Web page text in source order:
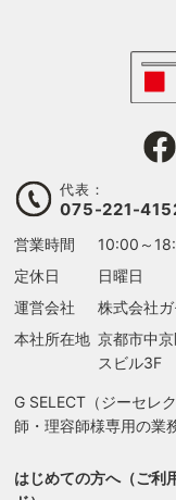
代表：
075-221-
営業時間
10:00～
定休日
日曜日
運営会社
株式会社
本社所在地 京都市中
スビル3F
G SELECT（ジーセレ
師・理容師様専用の業
はじめての方へ（ご利